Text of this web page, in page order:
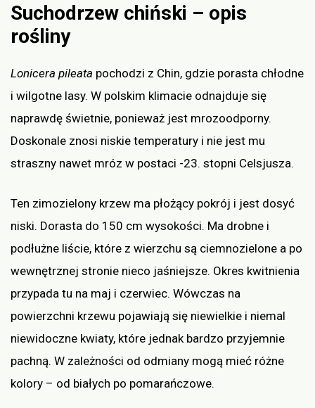
Suchodrzew chiński – opis
rośliny
Lonicera pileata pochodzi z Chin, gdzie porasta chłodne
i wilgotne lasy. W polskim klimacie odnajduje się
naprawdę świetnie, ponieważ jest mrozoodporny.
Doskonale znosi niskie temperatury i nie jest mu
straszny nawet mróz w postaci -23. stopni Celsjusza.
Ten zimozielony krzew ma płożący pokrój i jest dosyć
niski. Dorasta do 150 cm wysokości. Ma drobne i
podłużne liście, które z wierzchu są ciemnozielone a po
wewnętrznej stronie nieco jaśniejsze. Okres kwitnienia
przypada tu na maj i czerwiec. Wówczas na
powierzchni krzewu pojawiają się niewielkie i niemal
niewidoczne kwiaty, które jednak bardzo przyjemnie
pachną. W zależności od odmiany mogą mieć różne
kolory – od białych po pomarańczowe.